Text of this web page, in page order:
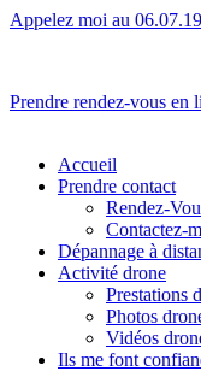
Appelez moi au
Prendre rendez-vous en
Accueil
Prendre contact
Rendez-
Contactez-
Dépannage à
Activité drone
Prestations
Photos
Vidéos
Ils me font